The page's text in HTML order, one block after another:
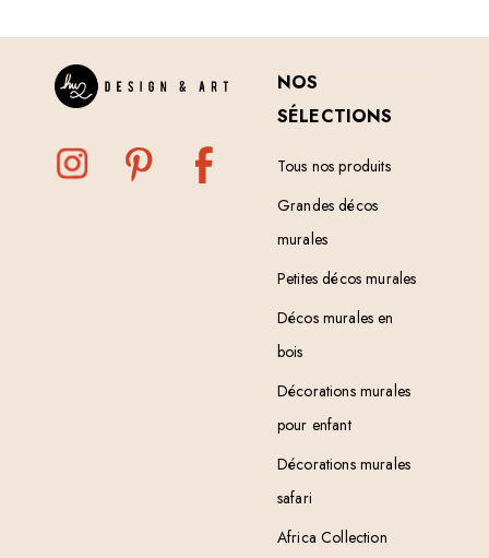
NOS
SÉLECTIONS
Tous nos produits
Grandes décos
murales
Petites décos murales
Décos murales en
bois
Décorations murales
pour enfant
Décorations murales
safari
Africa Collection